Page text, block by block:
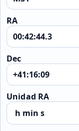
RA
Dec
Unidad RA